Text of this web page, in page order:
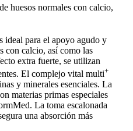
huesos normales con calcio,
ideal para el apoyo agudo y
con calcio, así como las
extra fuerte, se utilizan
El complejo vital multi+
y minerales esenciales. La
materias primas especiales
La toma escalonada
una absorción más